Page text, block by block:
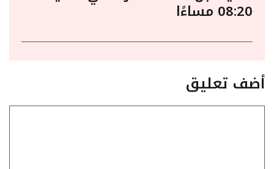
08:20 مساءًا
أضف تعليق